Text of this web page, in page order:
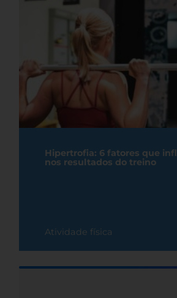
Hipertrofia: 6 fatores que
nos resultados do treino
Atividade física